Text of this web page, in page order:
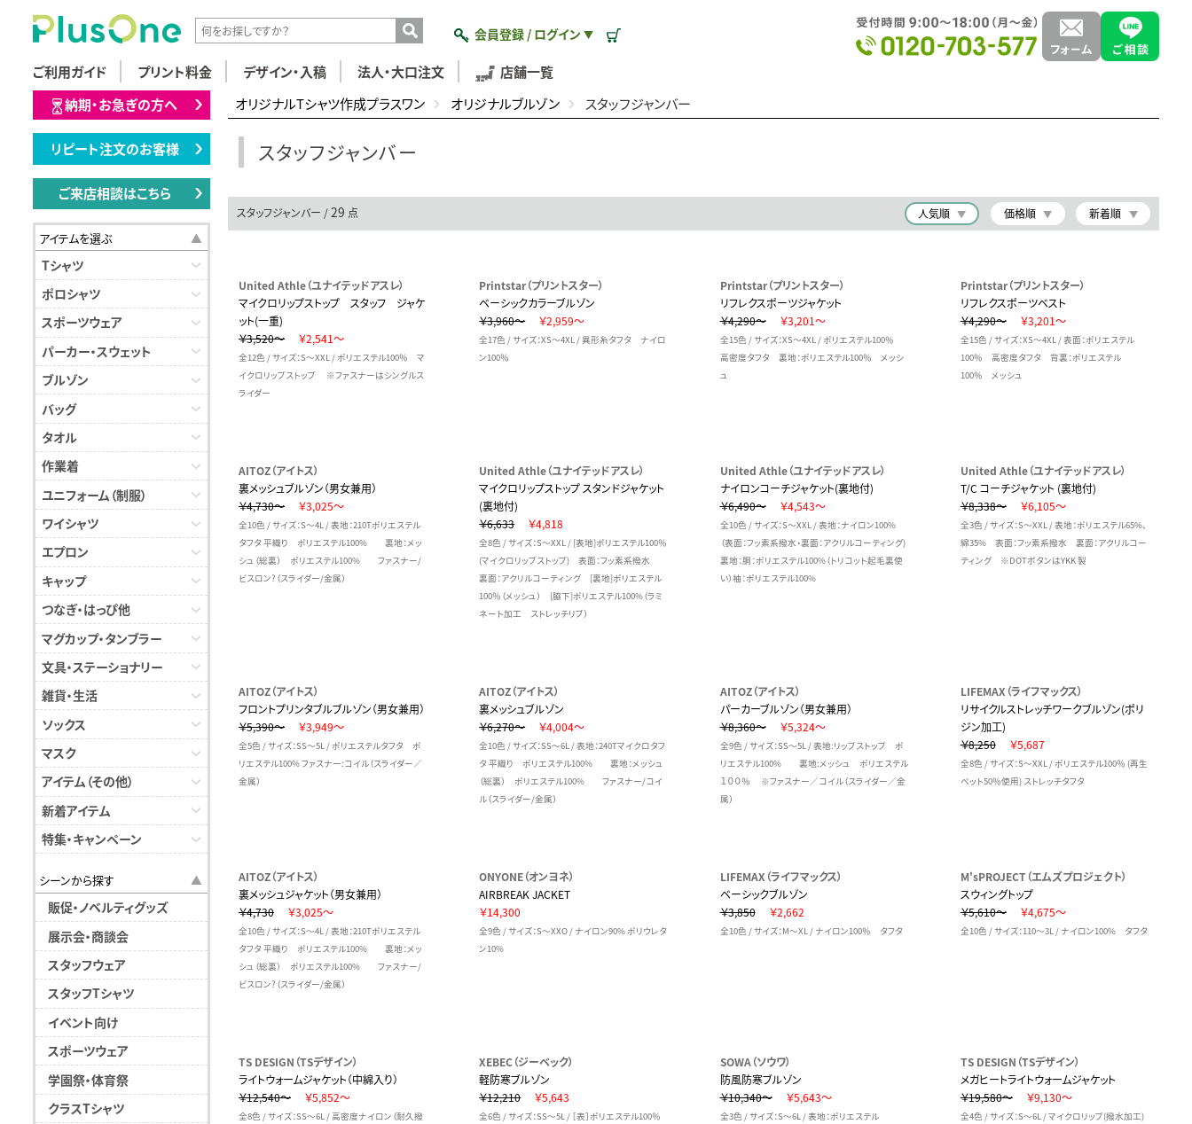
会員登録 / ログイン ▼
ご利用ガイド プリント料金 デザイン・入稿 法人・大口注文
店舗一覧
納期・お急ぎの方へ
リピート注文のお客様
ご来店相談はこちら
アイテムを選ぶ
Tシャツ
ポロシャツ
スポーツウェア
パーカー・スウェット
ブルゾン
バッグ
タオル
作業着
ユニフォーム（制服）
ワイシャツ
エプロン
キャップ
つなぎ・はっぴ他
マグカップ・タンブラー
文具・ステーショナリー
雑貨・生活
ソックス
マスク
アイテム（その他）
新着アイテム
特集・キャンペーン
シーンから探す
販促・ノベルティグッズ
展示会・商談会
スタッフウェア
スタッフTシャツ
イベント向け
スポーツウェア
学園祭・体育祭
クラスTシャツ
オリジナルTシャツ作成プラスワン オリジナルブルゾン スタッフジャンバー
スタッフジャンバー
スタッフジャンバー /29 点 人気順 価格順 新着順
United Athle（ユナイテッドアスレ）
マイクロリップストップ スタッフ ジャケ
ット(一重)
￥3,520～
￥2,541～
全12色 / サイズ：S～XXL / ポリエステル100％ マ
イクロリップストップ ※ファスナーはシングルス
ライダー
Printstar（プリントスター）
ベーシックカラーブルゾン
￥3,960～
￥2,959～
全17色 / サイズ：XS～4XL / 異形糸タフタ ナイロ
ン100％
Printstar（プリントスター）
リフレクスポーツジャケット
￥4,290～
￥3,201～
全15色 / サイズ：XS～4XL / ポリエステル100％
高密度タフタ 裏地：ポリエステル100％ メッシ
ュ
Printstar（プリントスター）
リフレクスポーツベスト
￥4,290～
￥3,201～
全15色 / サイズ：XS～4XL / 表面：ポリエステル
100％ 高密度タフタ 背裏：ポリエステル
100％ メッシュ
AITOZ（アイトス）
裏メッシュブルゾン（男女兼用）
￥4,730～
￥3,025～
全10色 / サイズ：S～4L / 表地：210Tポリエステル
タフタ 平織り ポリエステル100% 裏地：メッ
シュ（総裏） ポリエステル100% ファスナー/
ビスロン?（スライダー/金属）
United Athle（ユナイテッドアスレ）
マイクロリップストップ スタンドジャケット
(裏地付)
￥6,633
￥4,818
全8色 / サイズ：S～XXL / [表地]ポリエステル100％
(マイクロリップストップ) 表面：フッ素系撥水
裏面：アクリルコーティング [裏地]ポリエステル
100％（メッシュ） [脇下]ポリエステル100%（ラミ
ネート加工 ストレッチリブ）
United Athle（ユナイテッドアスレ）
ナイロンコーチジャケット(裏地付)
￥6,490～
￥4,543～
全10色 / サイズ：S～XXL / 表地：ナイロン100%
（表面：フッ素系撥水・裏面：アクリルコーティング)
裏地：胴：ポリエステル100%（トリコット起毛裏使
い）袖：ポリエステル100%
United Athle（ユナイテッドアスレ）
T/C コーチジャケット (裏地付)
￥8,338～
￥6,105～
全3色 / サイズ：S～XXL / 表地：ポリエステル65%、
綿35% 表面：フッ素系撥水 裏面：アクリルコー
ティング ※DOTボタンはYKK 製
AITOZ（アイトス）
フロントプリンタブルブルゾン（男女兼用）
￥5,390～
￥3,949～
全5色 / サイズ：SS～5L / ポリエステルタフタ ポ
リエステル100% ファスナー:コイル（スライダー／
金属）
AITOZ（アイトス）
裏メッシュブルゾン
￥6,270～
￥4,004～
全10色 / サイズ：SS～6L / 表地：240Tマイクロタフ
タ 平織り ポリエステル100% 裏地：メッシュ
（総裏） ポリエステル100% ファスナー/コイ
ル（スライダー/金属）
AITOZ（アイトス）
パーカーブルゾン（男女兼用）
￥8,360～
￥5,324～
全9色 / サイズ：SS～5L / 表地:リップストップ ポ
リエステル100% 裏地:メッシュ ポリエステル
１００％ ※ファスナー／コイル（スライダー／金
属）
LIFEMAX（ライフマックス）
リサイクルストレッチワークブルゾン(ポリ
ジン加工)
￥8,250
￥5,687
全8色 / サイズ：S～XXL / ポリエステル100％ (再生
ペット50％使用) ストレッチタフタ
AITOZ（アイトス）
裏メッシュジャケット（男女兼用）
￥4,730
￥3,025～
全10色 / サイズ：S～4L / 表地：210Tポリエステル
タフタ 平織り ポリエステル100% 裏地：メッ
シュ（総裏） ポリエステル100% ファスナー/
ビスロン?（スライダー/金属）
ONYONE（オンヨネ）
AIRBREAK JACKET
￥14,300
全9色 / サイズ：S～XXO / ナイロン90% ポリウレタ
ン10%
LIFEMAX（ライフマックス）
ベーシックブルゾン
￥3,850
￥2,662
全10色 / サイズ：M～XL / ナイロン100％ タフタ
M'sPROJECT（エムズプロジェクト）
スウィングトップ
￥5,610～
￥4,675～
全10色 / サイズ：110～3L / ナイロン100% タフタ
TS DESIGN（TSデザイン）
ライトウォームジャケット（中綿入り）
￥12,540～
￥5,852～
全8色 / サイズ：SS～6L / 高密度ナイロン（耐久撥
XEBEC（ジーベック）
軽防寒ブルゾン
￥12,210
￥5,643
全6色 / サイズ：SS～5L / ［表］ポリエステル100％
SOWA（ソウワ）
防風防寒ブルゾン
￥10,340～
￥5,643～
全3色 / サイズ：S～6L / 表地：ポリエステル
TS DESIGN（TSデザイン）
メガヒートライトウォームジャケット
￥19,580～
￥9,130～
全4色 / サイズ：S～6L / マイクロリップ(撥水加工)